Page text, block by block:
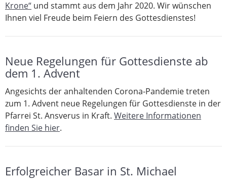
Krone“ und stammt aus dem Jahr 2020. Wir wünschen
Ihnen viel Freude beim Feiern des Gottesdienstes!
Neue Regelungen für Gottesdienste ab
dem 1. Advent
Angesichts der anhaltenden Corona-Pandemie treten
zum 1. Advent neue Regelungen für Gottesdienste in der
Pfarrei St. Ansverus in Kraft. Weitere Informationen
finden Sie hier.
Erfolgreicher Basar in St. Michael